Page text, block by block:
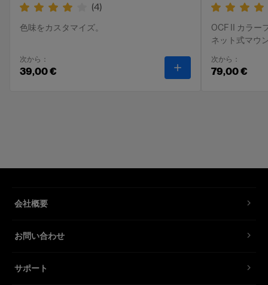
(4)
色味をカスタマイズ。
次から：
39,00 € OCF II カラーフィ
OCF II カラー
ネット式マウ
次から：
79,00 €
会社概要
お問い合わせ
サポート